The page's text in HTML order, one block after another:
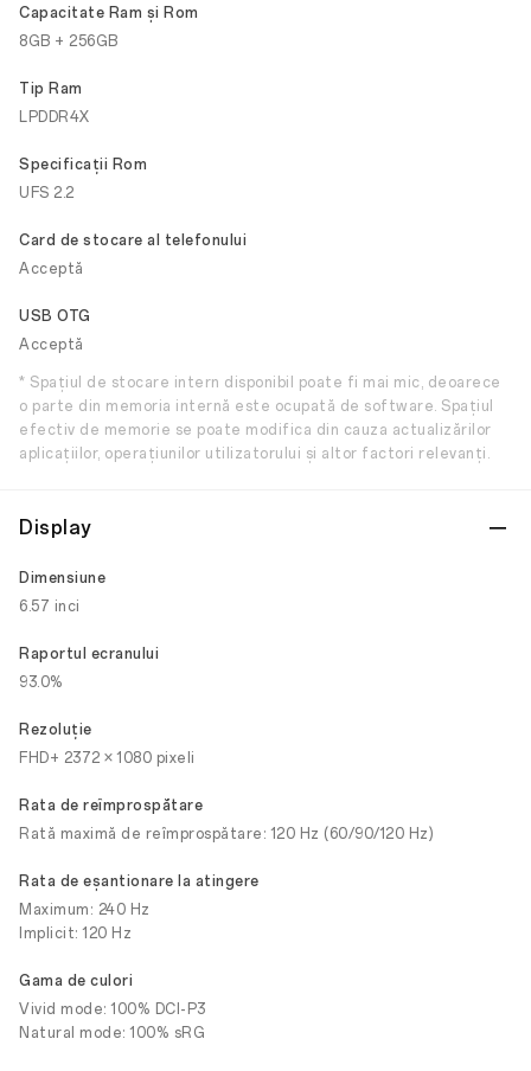
Capacitate Ram și Rom
8GB + 256GB
Tip Ram
LPDDR4X
Specificații Rom
UFS 2.2
Card de stocare al telefonului
Acceptă
USB OTG
Acceptă
* Spațiul de stocare intern disponibil poate fi mai mic, deoarece
o parte din memoria internă este ocupată de software. Spațiul
efectiv de memorie se poate modifica din cauza actualizărilor
aplicațiilor, operațiunilor utilizatorului și altor factori relevanți.
Display
Dimensiune
6.57 inci
Raportul ecranului
93.0%
Rezoluţie
FHD+ 2372 × 1080 pixeli
Rata de reîmprospătare
Rată maximă de reîmprospătare: 120 Hz (60/90/120 Hz)
Rata de eșantionare la atingere
Maximum: 240 Hz
Implicit: 120 Hz
Gama de culori
Vivid mode: 100% DCI-P3
Natural mode: 100% sRG